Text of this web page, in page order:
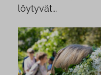
löytyvät...